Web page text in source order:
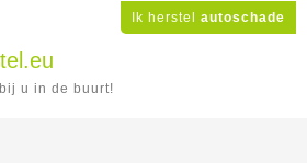
Ik herstel autoschade
u in de buurt!